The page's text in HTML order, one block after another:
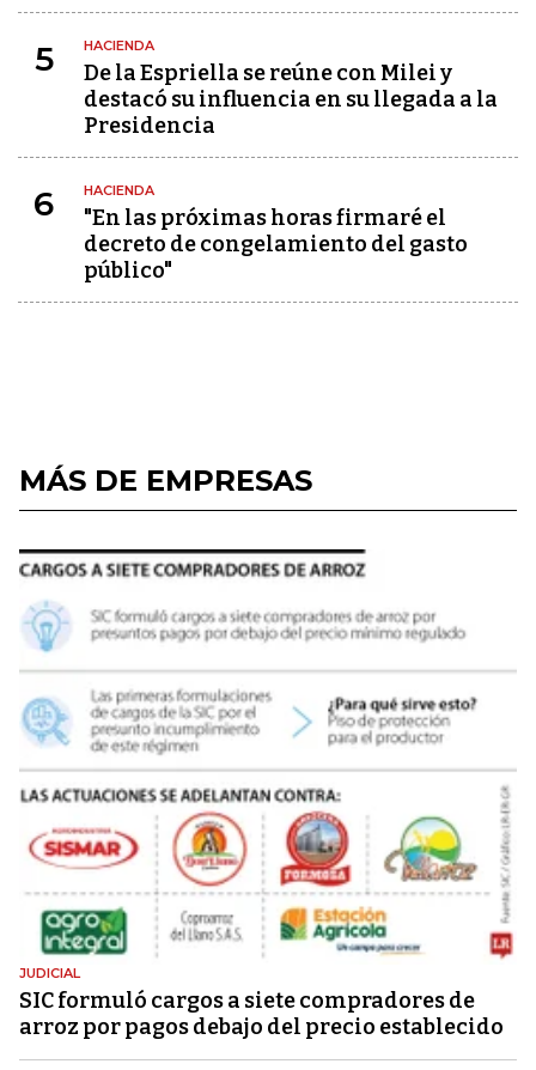
5 HACIENDA
De la Espriella se reúne con Milei y
destacó su influencia en su llegada a la
Presidencia
6 HACIENDA
"En las próximas horas firmaré el
decreto de congelamiento del gasto
público"
MÁS DE EMPRESAS
JUDICIAL
SIC formuló cargos a siete compradores de
arroz por pagos debajo del precio establecido